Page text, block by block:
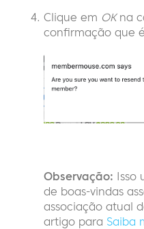
Clique em OKna
confirmação que
Observação: Isso
de boas-vindas
associação atual
artigo para Saiba